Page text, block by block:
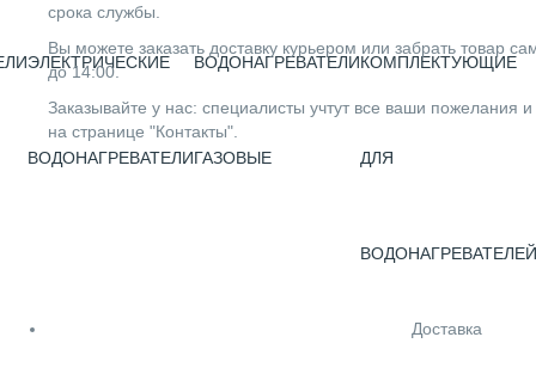
ЭЛЕКТРИЧЕСКИЕ
ВОДОНАГРЕВАТЕЛИ
ВОДОНАГРЕВАТЕЛИ
ГАЗОВЫЕ
КОМПЛЕКТУЮЩИЕ
ДЛЯ
ВОДОНАГРЕВАТЕЛЕЙ
срока службы.
Вы можете заказать доставку курьером или забрать товар
до 14:00.
Заказывайте у нас: специалисты учтут все ваши
на странице "Контакты".
Доставка